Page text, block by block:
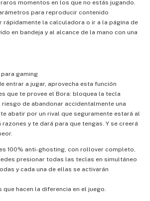
momentos en los que no estás jugando.
para reproducir contenido
rápidamente la calculadora o ir a la página de
en bandeja y al alcance de la mano con una
gaming
entrar a jugar, aprovecha esta función
que te provee el Bora: bloquea la tecla
riesgo de abandonar accidentalmente una
abatir por un rival que seguramente estará al
razones y te dará para que tengas. Y se creerá
100% anti-ghosting, con rollover completo,
presionar todas las teclas en simultáneo
y cada una de ellas se activarán
hacen la diferencia en el juego.